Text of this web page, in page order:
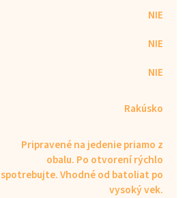
NIE
NIE
NIE
Rakúsko
Pripravené na jedenie priamo z
obalu. Po otvorení rýchlo
spotrebujte. Vhodné od batoliat po
vysoký vek.